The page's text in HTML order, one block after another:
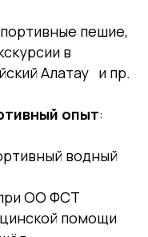
пешие,
в
Алатау и пр.
опыт:
водный
ОО ФСТ
помощи